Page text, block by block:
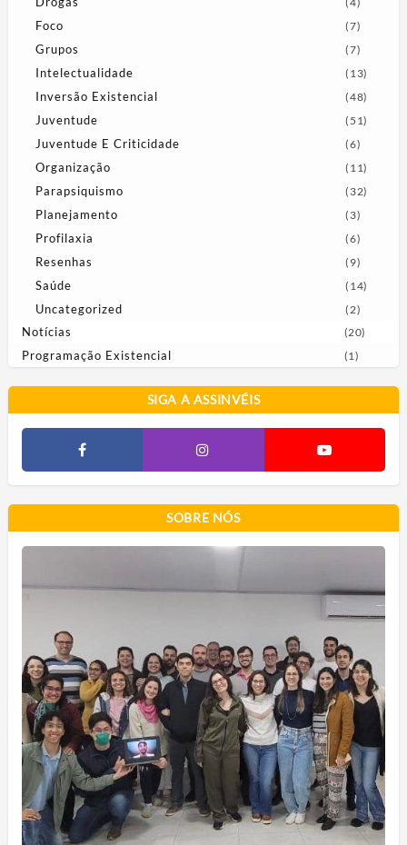
Foco (7)
Grupos (7)
Intelectualidade (13)
Inversão Existencial (48)
Juventude (51)
Juventude E Criticidade (6)
Organização (11)
Parapsiquismo (32)
Planejamento (3)
Profilaxia (6)
Resenhas (9)
Saúde (14)
Uncategorized (2)
Notícias (20)
Programação Existencial (1)
SIGA A ASSINVÉIS
SOBRE NÓS